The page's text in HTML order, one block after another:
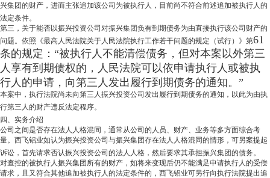
兴集团的财产，进而主张追加该公司为被执行人，目前尚不符合前述追加被执行人的
法定条件。
第三，关于能否以振兴投资公司对振兴集团负有到期债务为由直接执行该公司财产的
问题。依照《最高人民法院关于人民法院执行工作若干问题的规定（试行）》第61
条的规定：“被执行人不能清偿债务，但对本案以外第三
人享有到期债权的，人民法院可以依申请执行人或被执
行人的申请，向第三人发出履行到期债务的通知。”
本案中，执行法院尚未向第三人振兴投资公司发出履行到期债务的通知，以此为由执
行第三人的财产违反法定程序。
四、实务介绍
公司之间是否存在法人人格混同，通常从公司的人员、财产、业务等多方面综合考
量。西飞铝业如认为振兴投资公司与振兴集团存在法人人格混同的情形，可另案提起
诉讼，首先请求否认振兴投资公司的法人人格，然后要求其承担振兴集团的债务。
对查控的被执行人振兴集团所有的财产，如将来变现后仍不能满足申请执行人的受偿
请求，且又符合其他追加被执行人的法定条件的，西飞铝业可另行向执行法院提出追